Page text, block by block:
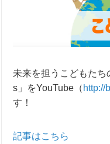
未来を担うこどもた
s」をYouTube（ http://
す！
記事はこちら